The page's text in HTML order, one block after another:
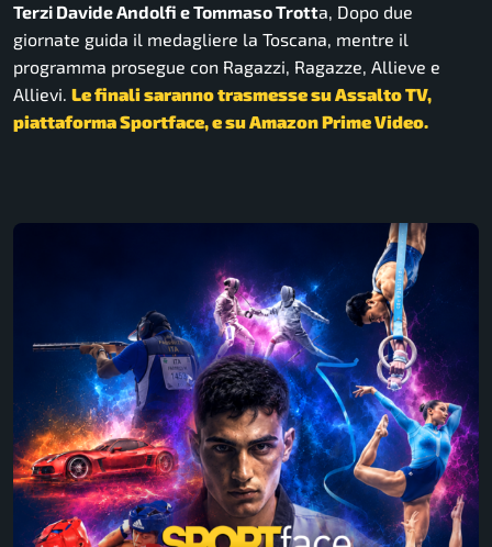
Terzi Davide Andolfi e Tommaso Trotta, Dopo due
giornate guida il medagliere la Toscana, mentre il
programma prosegue con Ragazzi, Ragazze, Allieve e
Allievi. Le finali saranno trasmesse su Assalto TV,
piattaforma Sportface, e su Amazon Prime Video.